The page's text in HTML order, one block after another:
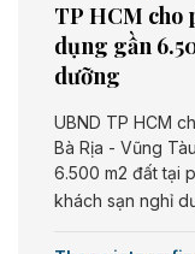
TP HCM cho
dụng gần
dưỡng
UBND TP HCM
Bà Rịa - Vũng
6.500 m2 đất tại
khách sạn nghỉ